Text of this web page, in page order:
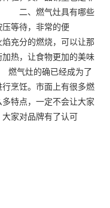
好 二、燃气灶具有哪些
等待，非常的便
充分的燃烧，可以让那
热，让食物更加的美味
气灶的确已经成为了
烹饪。市面上有很多燃
特点，一定不会让大家
家对品牌有了认可